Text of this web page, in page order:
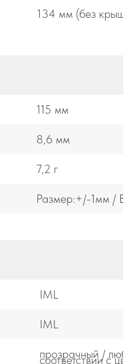
134 мм (без
115 мм
8,6 мм
7,2 г
Размер:+/-1мм /
IML
IML
прозрачный /
соответствии с